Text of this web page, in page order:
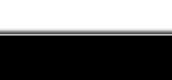
indyjskich, zwanych cannabis.